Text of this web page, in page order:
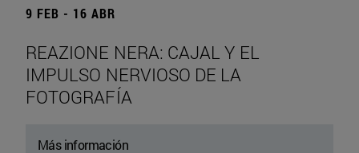
9 FEB - 16 ABR
REAZIONE NERA: CAJAL Y EL
IMPULSO NERVIOSO DE LA
FOTOGRAFÍA
Más información